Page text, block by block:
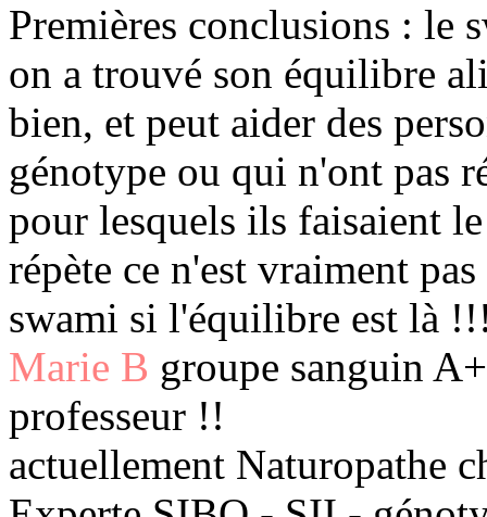
Premières conclusions : le
on a trouvé son équilibre
bien, et peut aider des
génotype ou qui n'ont pas
pour lesquels ils faisaient
répète ce n'est vraiment
swami si l'équilibre est là
Marie B groupe sanguin
professeur !!
actuellement Naturopathe